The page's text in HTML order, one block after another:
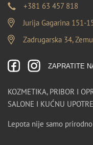
+381 63 457 818
Jurija Gagarina 151-
Zadrugarska 34,
ZAPRATITE
KOZMETIKA, PRIBOR I
SALONE I KUĆNU
Lepota nije samo